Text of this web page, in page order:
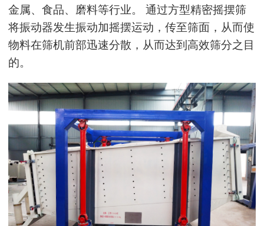
金属、食品、磨料等行业。 通过方型精密摇摆筛
将振动器发生振动加摇摆运动，传至筛面，从而使
物料在筛机前部迅速分散，从而达到高效筛分之目
的。